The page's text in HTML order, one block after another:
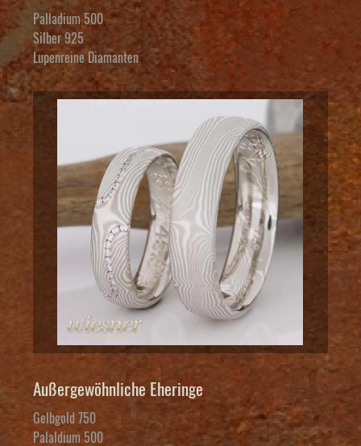
Außergewöhnliche Eheringe
Gelbgold 750
Palaldium 500
Palladium 500
Silber 925
Lupenreine Diamanten